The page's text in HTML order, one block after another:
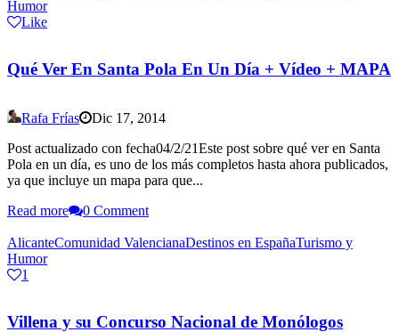
Humor
Like
Qué Ver En Santa Pola En Un Día + Vídeo + MAPA
Rafa Frías
Dic 17, 2014
Post actualizado con fecha04/2/21Este post sobre qué ver en Santa
Pola en un día, es uno de los más completos hasta ahora publicados,
ya que incluye un mapa para que...
Read more
0 Comment
AlicanteComunidad ValencianaDestinos en EspañaTurismo y
Humor
1
Villena y su Concurso Nacional de Monólogos